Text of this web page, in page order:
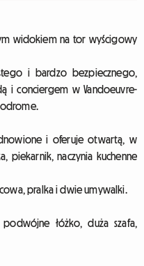
widokiem na tor wyścigowy
i bardzo bezpiecznego,
i conciergem w Vandoeuvre-
i oferuje otwartą, w
piekarnik, naczynia kuchenne
pralka i dwie umywalki.
łóżko, duża szafa,